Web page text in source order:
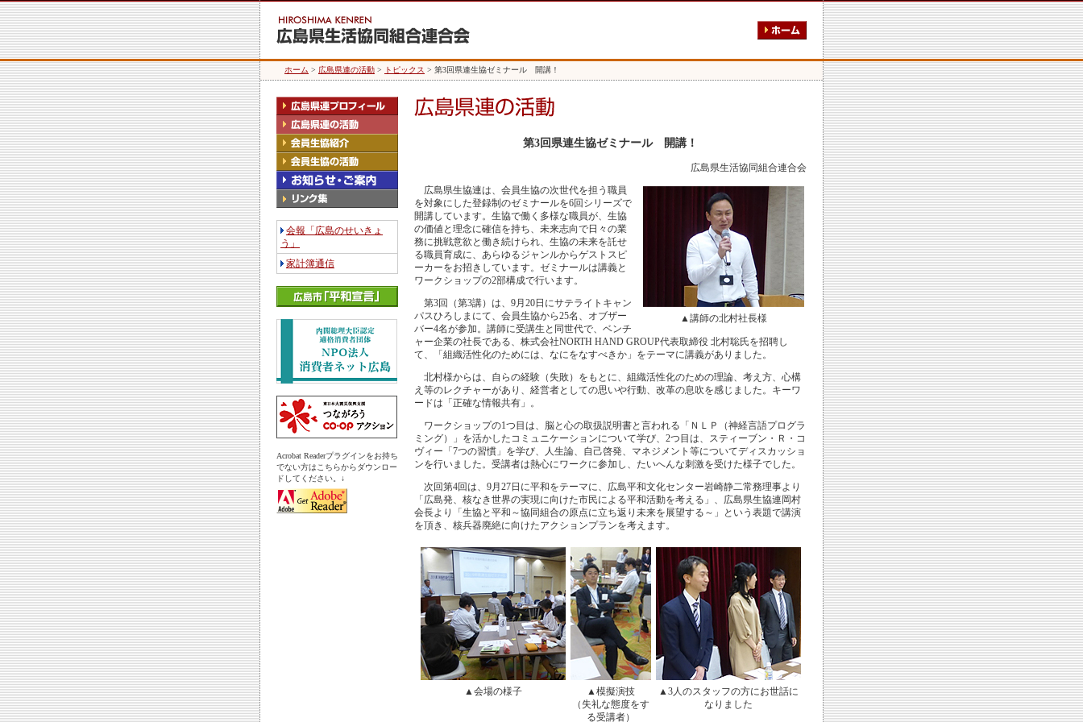
ホーム > 広島県連の活動 > トピックス > 第3回県連生協ゼミナール 開講！
会報「広島のせいきょ
う」
家計簿通信
Acrobat Readerプラグインをお持ち
でない方はこちらからダウンロー
ドしてください。↓
第3回県連生協ゼミナール 開講！
広島県生活協同組合連合会
▲講師の北村社長様
広島県生協連は、会員生協の次世代を担う職員
を対象にした登録制のゼミナールを6回シリーズで
開講しています。生協で働く多様な職員が、生協
の価値と理念に確信を持ち、未来志向で日々の業
務に挑戦意欲と働き続けられ、生協の未来を託せ
る職員育成に、あらゆるジャンルからゲストスピ
ーカーをお招きしています。ゼミナールは講義と
ワークショップの2部構成で行います。
第3回（第3講）は、9月20日にサテライトキャン
パスひろしまにて、会員生協から25名、オブザー
バー4名が参加。講師に受講生と同世代で、ベンチ
ャー企業の社長である、株式会社NORTH HAND GROUP代表取締役 北村聡氏を招聘し
て、「組織活性化のためには、なにをなすべきか」をテーマに講義がありました。
北村様からは、自らの経験（失敗）をもとに、組織活性化のための理論、考え方、心構
え等のレクチャーがあり、経営者としての思いや行動、改革の息吹を感じました。キーワ
ードは「正確な情報共有」。
ワークショップの1つ目は、脳と心の取扱説明書と言われる「ＮＬＰ（神経言語プログラ
ミング）」を活かしたコミュニケーションについて学び、2つ目は、スティーブン・Ｒ・コ
ヴィー「7つの習慣」を学び、人生論、自己啓発、マネジメント等についてディスカッショ
ンを行いました。受講者は熱心にワークに参加し、たいへんな刺激を受けた様子でした。
次回第4回は、9月27日に平和をテーマに、広島平和文化センター岩崎静二常務理事より
「広島発、核なき世界の実現に向けた市民による平和活動を考える」、広島県生協連岡村
会長より「生協と平和～協同組合の原点に立ち返り未来を展望する～」という表題で講演
を頂き、核兵器廃絶に向けたアクションプランを考えます。
▲会場の様子
▲模擬演技
（失礼な態度をす
る受講者）
▲3人のスタッフの方にお世話に
なりました